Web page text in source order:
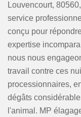
Louvencourt,
service
conçu pour
expertise
nous nous
travail contre ces
processionnaires,
dégâts
l'animal. MP